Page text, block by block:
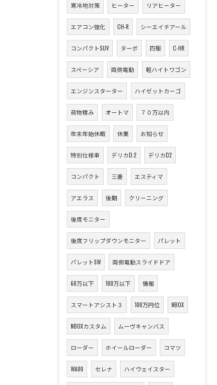
寒冷地対策 ヒーター リアヒーター
エアコン強化 CH-R シーエイチアール
コンパクトSUV ターボ 四駆 C-HR
スペーシア 両側電動 軽ハイトワゴン
エンジンスターター ハイゼットカーゴ
荷物積み オートマ ７０万以内
年末年始休暇 休業 お知らせ
特別仕様車 デリカD:2 デリカD2
コンパクト 三菱 エスティマ
アエラス 後期 クリーニング
後席モニター
後席フリップダウンモニター パレット
パレットSW 両側電動スライドドア
60万以下 100万以下 情報
スマートアシスト３ 100万円位 NBOX
NBOXカスタム ムーヴキャンバス
ローダー ホイールローダー コマツ
WA80 セレナ ハイウェイスター